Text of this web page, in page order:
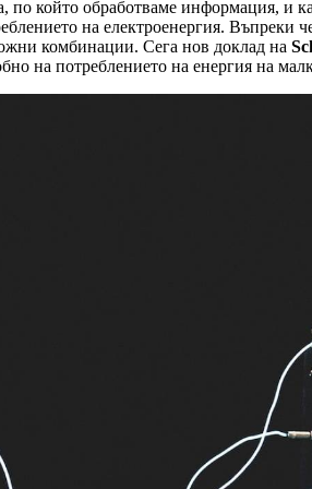
по който обработваме информация, и
на електроенергия.
комбинации. Сега нов доклад на
на потреблението на енергия на